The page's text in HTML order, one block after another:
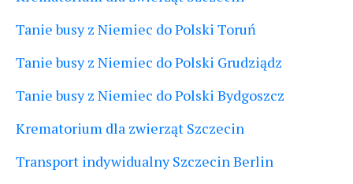
Tanie busy z Niemiec do Polski Toruń
Tanie busy z Niemiec do Polski Grudziądz
Tanie busy z Niemiec do Polski Bydgoszcz
Krematorium dla zwierząt Szczecin
Transport indywidualny Szczecin Berlin